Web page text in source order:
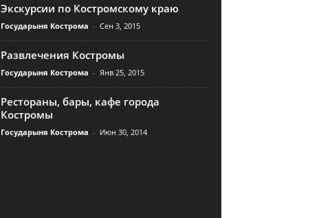
Экскурсии по Костромскому краю
Государыня Кострома - Сен 3, 2015
Развлечения Костромы
Государыня Кострома - Янв 25, 2015
Рестораны, бары, кафе города
Костромы
Государыня Кострома - Июн 30, 2014